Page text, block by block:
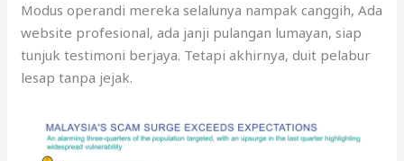
Modus operandi mereka selalunya nampak canggih, Ada
website profesional, ada janji pulangan lumayan, siap
tunjuk testimoni berjaya. Tetapi akhirnya, duit pelabur
lesap tanpa jejak.